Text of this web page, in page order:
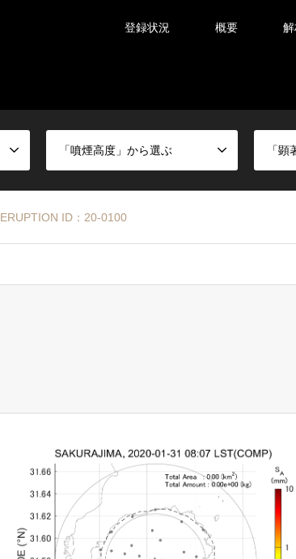
登録状況 概要
「噴煙高度」から選ぶ 「
ERUPTION ID：20-0100